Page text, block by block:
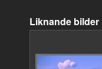
Liknande bilder